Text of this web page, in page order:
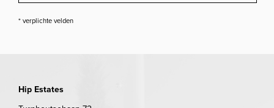
* verplichte velden
Hip Estates